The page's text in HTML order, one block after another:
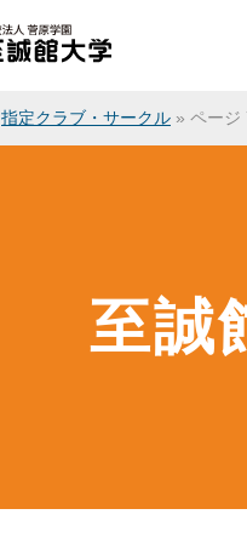
指定クラブ・サークル » ページ
至誠